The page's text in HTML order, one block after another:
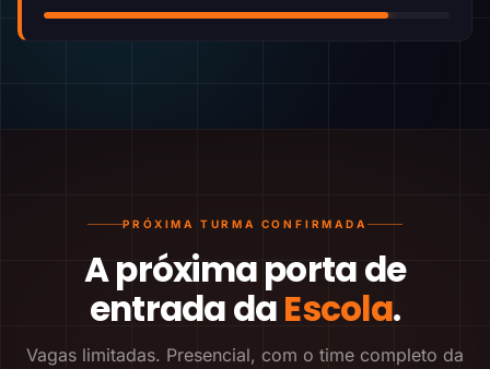
PRÓXIMA TURMA CONFIRMADA
A próxima porta de
entrada daEscola.
Vagas limitadas. Presencial, com o time completo da